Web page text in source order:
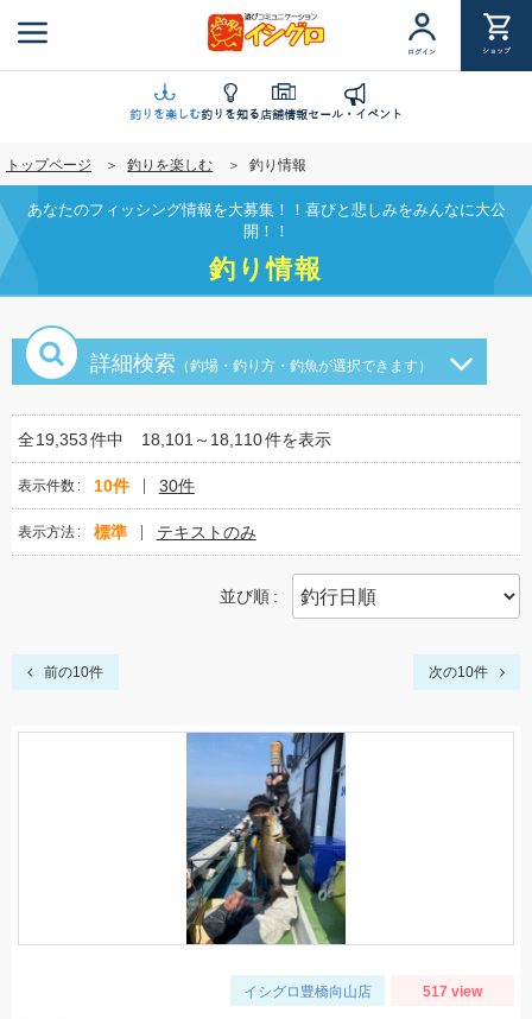
ン
に
移
動
ログイン ショップ
釣りを楽しむ釣りを知る店舗情報セール・イベント
トップページ 釣りを楽しむ 釣り情報
あなたのフィッシング情報を大募集！！喜びと悲しみをみんなに大公
開！！
釣り情報
詳細検索 （釣場・釣り方・釣魚が選択できます）
全19,353件中 18,101～18,110件を表示
表示件数 10件 30件
表示方法 標準 テキストのみ
並び順
前の10件 次の10件
イシグロ豊橋向山店 517 view